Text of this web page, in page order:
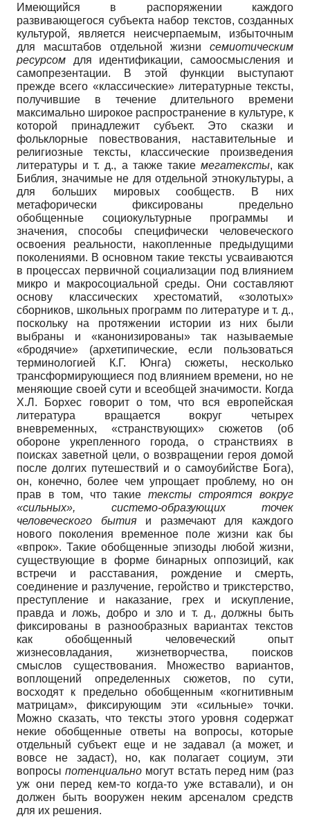
Имеющийся в распоряжении каждого
развивающегося субъекта набор текстов, созданных
культурой, является неисчерпаемым, избыточным
для масштабов отдельной жизни семиотическим
ресурсом для идентификации, самоосмысления и
самопрезентации. В этой функции выступают
прежде всего «классические» литературные тексты,
получившие в течение длительного времени
максимально широкое распространение в культуре, к
которой принадлежит субъект. Это сказки и
фольклорные повествования, наставительные и
религиозные тексты, классические произведения
литературы и т. д., а также такие мегатексты, как
Библия, значимые не для отдельной этнокультуры, а
для больших мировых сообществ. В них
метафорически фиксированы предельно
обобщенные социокультурные программы и
значения, способы специфически человеческого
освоения реальности, накопленные предыдущими
поколениями. В основном такие тексты усваиваются
в процессах первичной социализации под влиянием
микро и макросоциальной среды. Они составляют
основу классических хрестоматий, «золотых»
сборников, школьных программ по литературе и т. д.,
поскольку на протяжении истории из них были
выбраны и «канонизированы» так называемые
«бродячие» (архетипические, если пользоваться
терминологией К.Г. Юнга) сюжеты, несколько
трансформирующиеся под влиянием времени, но не
меняющие своей сути и всеобщей значимости. Когда
Х.Л. Борхес говорит о том, что вся европейская
литература вращается вокруг четырех
вневременных, «странствующих» сюжетов (об
обороне укрепленного города, о странствиях в
поисках заветной цели, о возвращении героя домой
после долгих путешествий и о самоубийстве Бога),
он, конечно, более чем упрощает проблему, но он
прав в том, что такиетексты строятся вокруг
«сильных», системо-образующих точек
человеческого бытияи размечают для каждого
нового поколения временное поле жизни как бы
«впрок». Такие обобщенные эпизоды любой жизни,
существующие в форме бинарных оппозиций, как
встречи и расставания, рождение и смерть,
соединение и разлучение, геройство и трикстерство,
преступление и наказание, грех и искупление,
правда и ложь, добро и зло и т. д., должны быть
фиксированы в разнообразных вариантах текстов
как обобщенный человеческий опыт
жизнесовладания, жизнетворчества, поисков
смыслов существования. Множество вариантов,
воплощений определенных сюжетов, по сути,
восходят к предельно обобщенным «когнитивным
матрицам», фиксирующим эти «сильные» точки.
Можно сказать, что тексты этого уровня содержат
некие обобщенные ответы на вопросы, которые
отдельный субъект еще и не задавал (а может, и
вовсе не задаст), но, как полагает социум, эти
вопросыпотенциально могут встать перед ним (раз
уж они перед кем-то когда-то уже вставали), и он
должен быть вооружен неким арсеналом средств
для их решения.